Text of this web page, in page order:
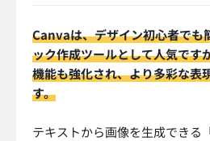
Canvaは、デザイン初心者でも
ック作成ツールとして人気です
機能も強化され、より多彩な表
す。
テキストから画像を生成できる